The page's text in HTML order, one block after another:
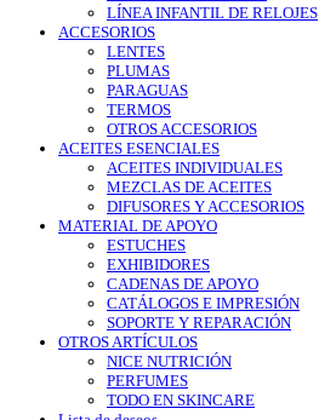
LÍNEA INFANTIL DE RELOJES
ACCESORIOS
LENTES
PLUMAS
PARAGUAS
TERMOS
OTROS ACCESORIOS
ACEITES ESENCIALES
ACEITES INDIVIDUALES
MEZCLAS DE ACEITES
DIFUSORES Y ACCESORIOS
MATERIAL DE APOYO
ESTUCHES
EXHIBIDORES
CADENAS DE APOYO
CATÁLOGOS E IMPRESIÓN
SOPORTE Y REPARACIÓN
OTROS ARTÍCULOS
NICE NUTRICIÓN
PERFUMES
TODO EN SKINCARE